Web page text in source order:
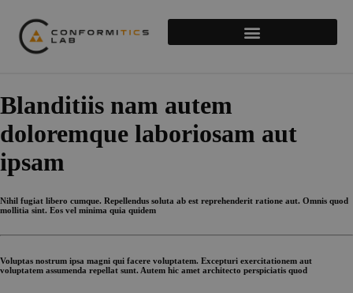
Blanditiis nam autem
doloremque laboriosam aut
ipsam
Nihil fugiat libero cumque. Repellendus soluta ab est reprehenderit ratione aut. Omnis quod
mollitia sint. Eos vel minima quia quidem
Voluptas nostrum ipsa magni qui facere voluptatem. Excepturi exercitationem aut
voluptatem assumenda repellat sunt. Autem hic amet architecto perspiciatis quod